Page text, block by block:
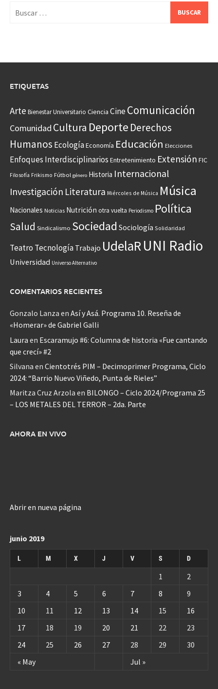
ETIQUETAS
Arte Bienestar Universitario Ciencia CineComunicación
Comunidad Cultura Deporte Derechos
Humanos EcologíaEconomía Educación Elecciones
Enfoques Interdisciplinarios Entretenimiento Extensión FIC
Filosofía Frikismo Fútbol género Historia Internacional
Investigación Literatura Miércoles de Música Música
Nacionales Noticias Nutrición otra vuelta Periodismo Política
Salud Sindicalismo Sociedad Sociología Solidaridad
Teatro Tecnología Trabajo UdelaRUNI Radio
Universidad Universo Alternativo
COMENTARIOS RECIENTES
Gonzalo Lanza en Así y Asá. Programa 10. Reseña de
«Homerar» de Gabriel Galli
Laura en Escaramujo #6: Columna de historia «Fue cantando
que crecí» #2
Silvana en Cientotrés PIM – Decimoprimer Programa, Ciclo
2024: “Barrio Nuevo Viñedo, Punta de Rieles”
Maritza Cruz Arzola en BILONGO – Ciclo 2024/Programa 25
– LOS METALES DEL TERROR – 2da. Parte
AHORA EN VIVO
Abrir en nueva página
junio 2019
L M X J V S D
« May Jul »
1
2
3
4 5 6 7 8
9
10
11 12 13 14 15
16
17
18 19 20 21 22
23
24
25 26 27 28 29 30